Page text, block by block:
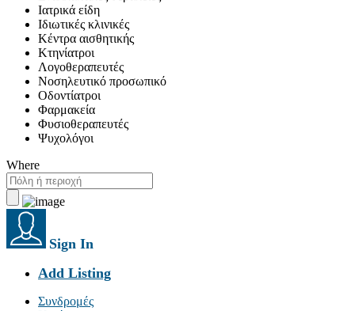
Ιατρικά είδη
Ιδιωτικές κλινικές
Κέντρα αισθητικής
Κτηνίατροι
Λογοθεραπευτές
Νοσηλευτικό προσωπικό
Οδοντίατροι
Φαρμακεία
Φυσιοθεραπευτές
Ψυχολόγοι
Where
Sign In
Add Listing
Συνδρομές